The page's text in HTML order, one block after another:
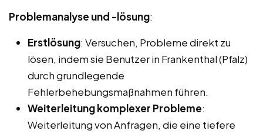
Problemanalyse und -lösung:
Erstlösung: Versuchen, Probleme direkt zu
lösen, indem sie Benutzer in Frankenthal (Pfalz)
durch grundlegende
Fehlerbehebungsmaßnahmen führen.
Weiterleitung komplexer Probleme:
Weiterleitung von Anfragen, die eine tiefere